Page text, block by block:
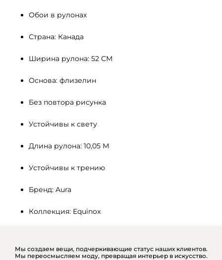
Обои в рулонах
Страна: Канада
Ширина рулона: 52 СМ
Основа: флизелин
Без повтора рисунка
Устойчивы к свету
Длина рулона: 10,05 М
Устойчивы к трению
Бренд: Aura
Коллекция: Equinox
Мы создаем вещи, подчеркивающие статус наших клиентов.
Мы переосмысляем моду, превращая интерьер в искусство.